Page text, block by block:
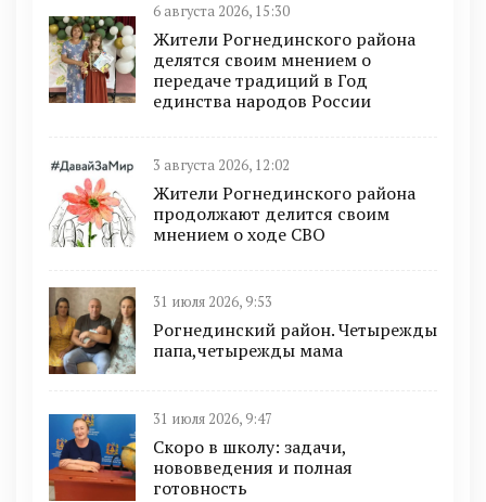
6 августа 2026, 15:30
Жители Рогнединского района
делятся своим мнением о
передаче традиций в Год
единства народов России
3 августа 2026, 12:02
Жители Рогнединского района
продолжают делится своим
мнением о ходе СВО
31 июля 2026, 9:53
Рогнединский район. Четырежды
папа,четырежды мама
31 июля 2026, 9:47
Скоро в школу: задачи,
нововведения и полная
готовность